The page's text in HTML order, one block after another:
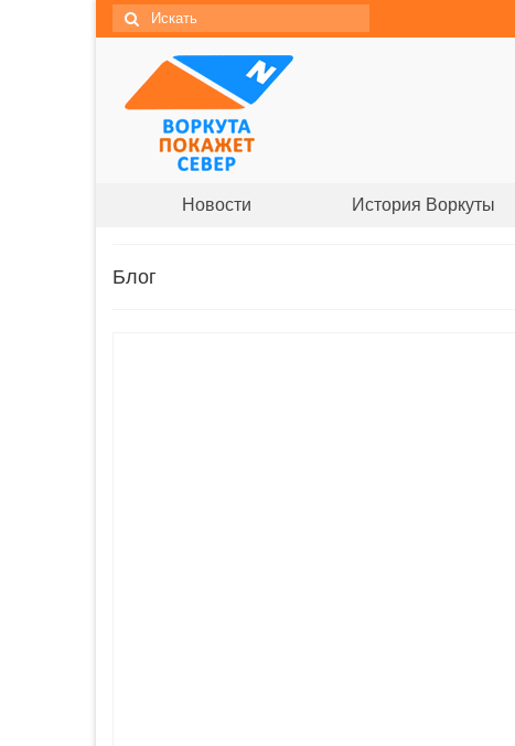
Новости История Воркуты
Блог